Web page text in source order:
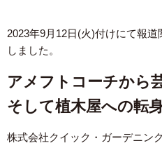
2023年9月12日(火)付けにて報
しました。
アメフトコーチから
そして植木屋への転
株式会社クイック・ガーデニン